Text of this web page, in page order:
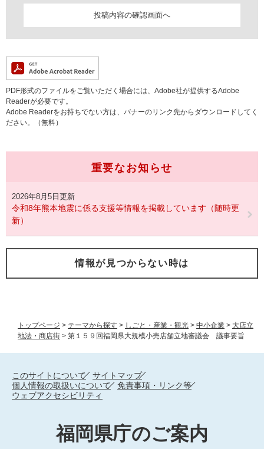
トップページ > テーマから探す > しごと・産業・観光 > 中小企業 > 大店立
地法・商店街 > 第１５９回福岡県大規模小売店舗立地審議会 議事要旨
PDF形式のファイルをご覧いただく場合には、Adobe社が提供するAdobe
Readerが必要です。
Adobe Readerをお持ちでない方は、バナーのリンク先からダウンロードしてく
ださい。（無料）
重要なお知らせ
2026年8月5日更新
令和8年熊本地震に係る支援等情報を掲載しています（随時更
新）
情報が見つからない時は
このサイトについて
サイトマップ
個人情報の取扱いについて
免責事項・リンク等
ウェブアクセシビリティ
福岡県庁のご案内